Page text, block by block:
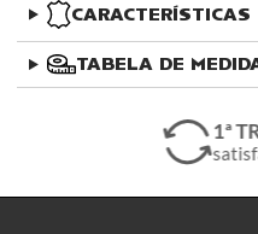
CARACTERÍSTICAS
TABELA DE
1ª